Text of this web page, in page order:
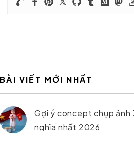
BÀI VIẾT MỚI NHẤT
Gợi ý concept chụp
nghĩa nhất 2026